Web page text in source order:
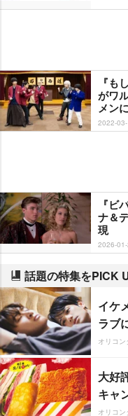
『
がワ
メン
2022-
『ビ
ナ＆
現
2026-
話題の特集をPICK
イケ
ラブ
オリコ
大好
キャ
オリコ